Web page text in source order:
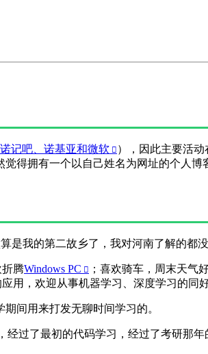
记吧、诺基亚和微软 ），因此主要活动
得拥有一个以自己姓名为网址的个人
是我的第二故乡了，我对河南了解的都没
折腾Windows PC
；喜欢骑车，周末天气
用，欢迎从事机器学习、深度学习的同好
间用来打发无聊时间学习的。
经过了最初的代码学习，经过了考研那